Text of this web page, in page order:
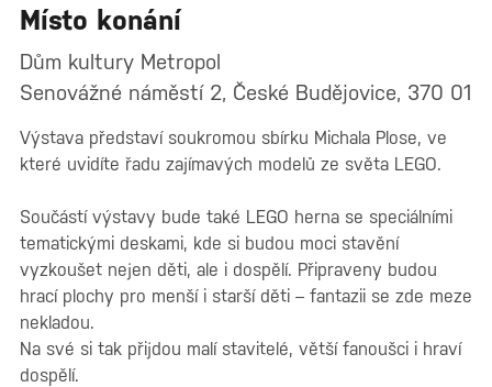
Místo konání
Dům kultury Metropol
Senovážné náměstí 2, České Budějovice, 370 01
Výstava představí soukromou sbírku Michala Plose, ve
které uvidíte řadu zajímavých modelů ze světa LEGO.
Součástí výstavy bude také LEGO herna se speciálními
tematickými deskami, kde si budou moci stavění
vyzkoušet nejen děti, ale i dospělí. Připraveny budou
hrací plochy pro menší i starší děti – fantazii se zde meze
nekladou.
Na své si tak přijdou malí stavitelé, větší fanoušci i hraví
dospělí.